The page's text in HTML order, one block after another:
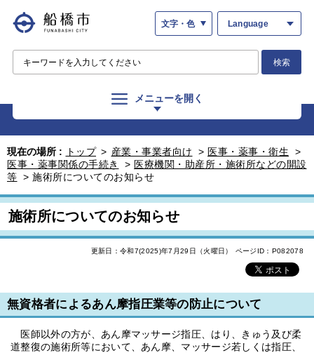
文字・色 Language
検索
メニューを開く
現在の場所 : トップ > 産業・事業者向け > 医事・薬事・衛生
>
医事・薬事関係の手続き
> 医療機関・助産所・施術所などの開設
等 > 施術所についてのお知らせ
施術所についてのお知らせ
更新日：令和7(2025)年7月29日（火曜日） ページID：P082078
無資格者によるあん摩指圧業等の防止について
医師以外の方が、あん摩マッサージ指圧、はり、きゅう及び柔
道整復の施術所等において、あん摩、マッサージ若しくは指圧、